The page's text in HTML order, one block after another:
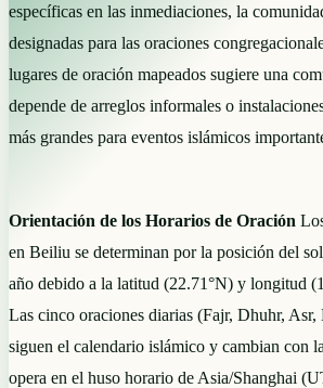
específicas en las inmediaciones, la
designadas para las oraciones
lugares de oración mapeados sugiere una
depende de arreglos informales o
más grandes para eventos islámicos
Orientación de los Horarios de Oración
en Beiliu se determinan por la posición del
año debido a la latitud (22.71°N) y longitud
Las cinco oraciones diarias (Fajr, Dhuhr,
siguen el calendario islámico y cambian con
opera en el huso horario de Asia/Shanghai